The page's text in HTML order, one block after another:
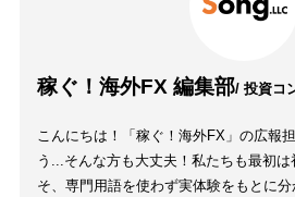
稼ぐ！海外FX 編集部/ 投資コ
こんにちは！「稼ぐ！海外FX」の広報
う...そんな方も大丈夫！私たちも最初
そ、専門用語を使わず実体験をもとに